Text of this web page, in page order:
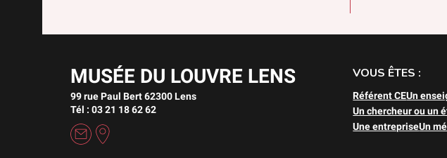
MUSÉE DU LOUVRE LENS
99 rue Paul Bert 62300 Lens
Tél : 03 21 18 62 62
VOUS ÊTES :
Référent CEUn
Un chercheur ou un
Une entrepriseUn